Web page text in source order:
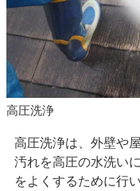
高圧洗浄
高圧洗浄は、外壁や
汚れを高圧の水洗い
をよくするために行